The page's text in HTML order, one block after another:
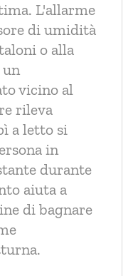
L'allarme
di umidità
o alla
un
vicino al
rileva
a letto si
in
durante
aiuta a
di bagnare